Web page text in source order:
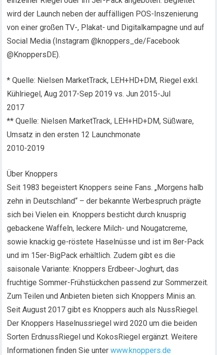
wird der Launch neben der auffälligen POS-Inszenierung
von einer großen TV-, Plakat- und Digitalkampagne und auf
Social Media (Instagram @knoppers_de/Facebook
@KnoppersDE).
* Quelle: Nielsen MarketTrack, LEH+HD+DM, Riegel exkl.
Kühlriegel, Aug 2017-Sep 2019 vs. Jun 2015-Jul
2017
** Quelle: Nielsen MarketTrack, LEH+HD+DM, Süßware,
Umsatz in den ersten 12 Launchmonate
2010-2019
Über Knoppers
Seit 1983 begeistert Knoppers seine Fans. „Morgens halb
zehn in Deutschland“ – der bekannte Werbespruch prägte
sich bei Vielen ein. Knoppers besticht durch knusprig
gebackene Waffeln, leckere Milch- und Nougatcreme,
sowie knackig ge-röstete Haselnüsse und ist im 8er-Pack
und im 15er-BigPack erhältlich. Zudem gibt es die
saisonale Variante: Knoppers Erdbeer-Joghurt, das
fruchtige Sommer-Frühstückchen passend zur Sommerzeit.
Zum Teilen und Anbieten bieten sich Knoppers Minis an.
Seit August 2017 gibt es Knoppers auch als NussRiegel.
Der Knoppers Haselnussriegel wird 2020 um die beiden
Sorten ErdnussRiegel und KokosRiegel ergänzt. Weitere
Informationen finden Sie unterwww.knoppers.de